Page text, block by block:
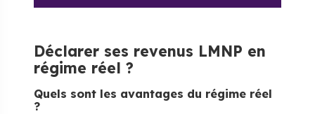
Déclarer ses revenus LMNP en
régime réel ?
Quels sont les avantages du régime réel
?